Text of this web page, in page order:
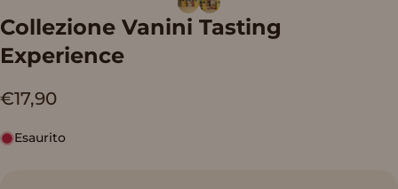
Collezione Vanini Tasting
Experience
€17,90
Esaurito